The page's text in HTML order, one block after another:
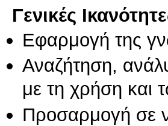
Γενικές
Εφαρμογή της
Αναζήτηση,
με τη χρήση και
Προσαρμογή σε